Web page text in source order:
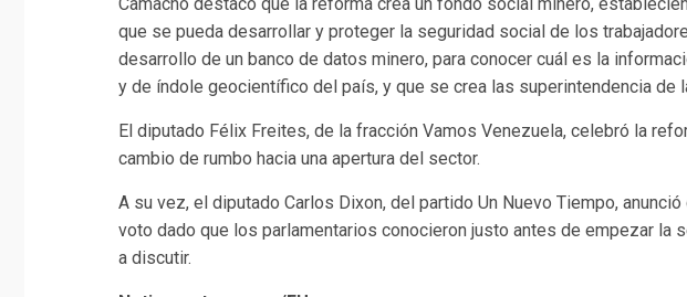
que se pueda desarrollar y proteger la seguridad social de los
desarrollo de un banco de datos minero, para conocer cuál es la
y de índole geocientífico del país, y que se crea las superintendencia de
El diputado Félix Freites, de la fracción Vamos Venezuela, celebró la
cambio de rumbo hacia una apertura del sector.
A su vez, el diputado Carlos Dixon, del partido Un Nuevo Tiempo,
voto dado que los parlamentarios conocieron justo antes de empezar la
a discutir.